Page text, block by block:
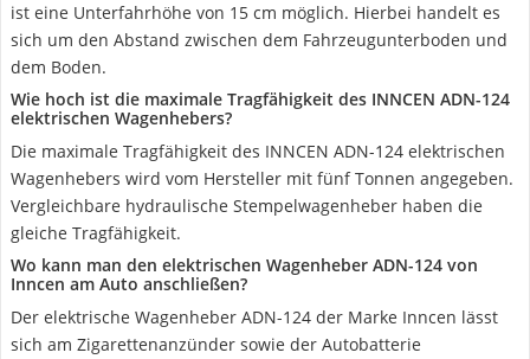
ist eine Unterfahrhöhe von 15 cm möglich. Hierbei handelt es
sich um den Abstand zwischen dem Fahrzeugunterboden und
dem Boden.
Wie hoch ist die maximale Tragfähigkeit des INNCEN ADN-124
elektrischen Wagenhebers?
Die maximale Tragfähigkeit des INNCEN ADN-124 elektrischen
Wagenhebers wird vom Hersteller mit fünf Tonnen angegeben.
Vergleichbare hydraulische Stempelwagenheber haben die
gleiche Tragfähigkeit.
Wo kann man den elektrischen Wagenheber ADN-124 von
Inncen am Auto anschließen?
Der elektrische Wagenheber ADN-124 der Marke Inncen lässt
sich am Zigarettenanzünder sowie der Autobatterie